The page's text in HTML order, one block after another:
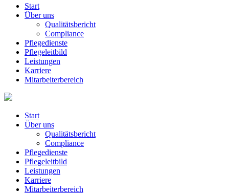
Start
Über uns
Qualitätsbericht
Compliance
Pflegedienste
Pflegeleitbild
Leistungen
Karriere
Mitarbeiterbereich
Start
Über uns
Qualitätsbericht
Compliance
Pflegedienste
Pflegeleitbild
Leistungen
Karriere
Mitarbeiterbereich